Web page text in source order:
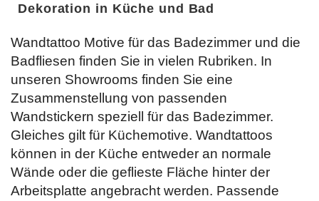
Dekoration in Küche und Bad
Wandtattoo Motive für das Badezimmer und die
Badfliesen finden Sie in vielen Rubriken. In
unseren Showrooms finden Sie eine
Zusammenstellung von passenden
Wandstickern speziell für das Badezimmer.
Gleiches gilt für Küchemotive. Wandtattoos
können in der Küche entweder an normale
Wände oder die geflieste Fläche hinter der
Arbeitsplatte angebracht werden. Passende